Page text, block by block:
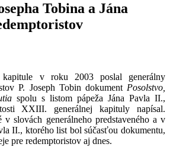
Tobina a Jána
v roku 2003 poslal generálny
P. Joseph Tobin dokument Posolstvo,
spolu s listom pápeža Jána Pavla II.,
XXIII. generálnej kapituly napísal.
v slovách generálneho predstaveného a v
II., ktorého list bol súčasťou dokumentu,
pre redemptoristov aj dnes.